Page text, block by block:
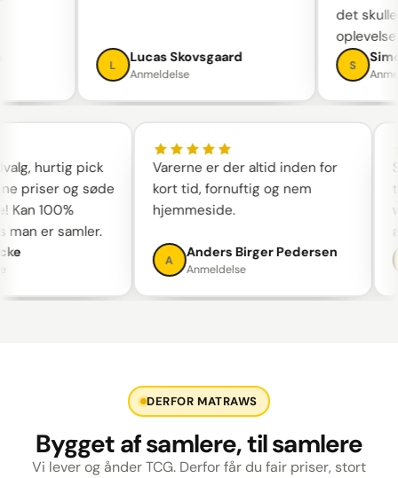
Lucas Skovsgaard
Anmeldelse
det
S
hurtig pick
priser og søde
100%
er samler.
Varerne er der altid inden for
kort tid, fornuftig og nem
hjemmeside.
A
Anders Birger Pedersen
Anmeldelse
DERFOR MATRAWS
Bygget af samlere, til samlere
Vi lever og ånder TCG. Derfor får du fair priser, stort